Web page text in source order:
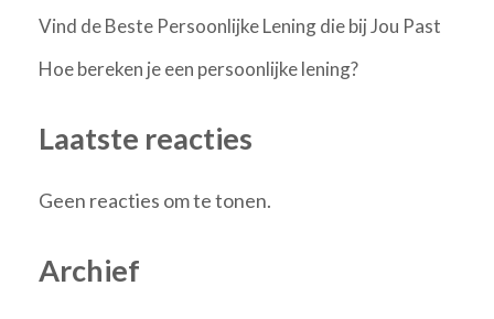
Vind de Beste Persoonlijke Lening die bij Jou Past
Hoe bereken je een persoonlijke lening?
Laatste reacties
Geen reacties om te tonen.
Archief